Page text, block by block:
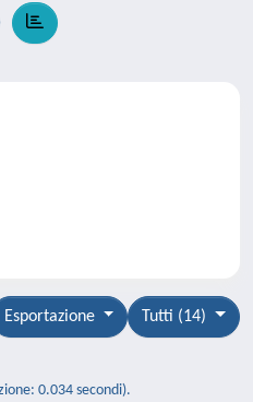
Tutti (14)
Esportazione
0.034 secondi).